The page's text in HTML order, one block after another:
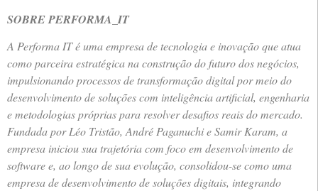
SOBRE PERFORMA_IT
A Performa IT é uma empresa de tecnologia e inovação que atua
como parceira estratégica na construção do futuro dos negócios,
impulsionando processos de transformação digital por meio do
desenvolvimento de soluções com inteligência artificial, engenharia
e metodologias próprias para resolver desafios reais do mercado.
Fundada por Léo Tristão, André Paganuchi e Samir Karam, a
empresa iniciou sua trajetória com foco em desenvolvimento de
software e, ao longo de sua evolução, consolidou-se como uma
empresa de desenvolvimento de soluções digitais, integrando